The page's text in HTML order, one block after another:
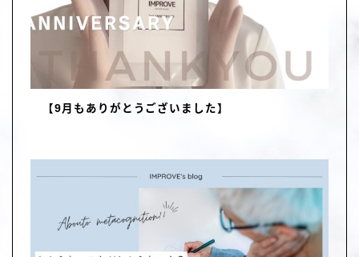
【9月もありがとうございました】